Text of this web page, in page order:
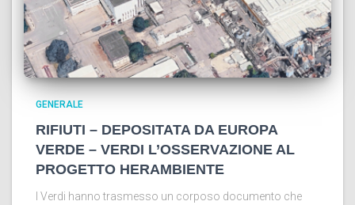
GENERALE
RIFIUTI – DEPOSITATA DA EUROPA
VERDE – VERDI L’OSSERVAZIONE AL
PROGETTO HERAMBIENTE
I Verdi hanno trasmesso un corposo documento che